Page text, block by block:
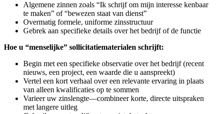
Algemene zinnen zoals “Ik schrijf om mijn interesse kenbaar
te maken” of “bewezen staat van dienst”
Overmatig formele, uniforme zinsstructuur
Gebrek aan specifieke details over het bedrijf of de functie
Hoe u “menselijke” sollicitatiematerialen schrijft:
Begin met een specifieke observatie over het bedrijf (recent
nieuws, een project, een waarde die u aanspreekt)
Vertel een kort verhaal over een relevante ervaring in plaats
van alleen kwalificaties op te sommen
Varieer uw zinslengte—combineer korte, directe uitspraken
met langere uitleg